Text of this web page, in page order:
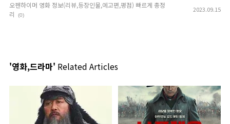
오펜하이머 영화 정보(리뷰,등장인물,예고편,평점) 빠르게 총정
리
(0)
2023.09.15
'영화,드라마' Related Articles